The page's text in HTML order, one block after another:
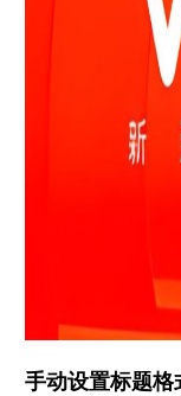
手动设置标题格